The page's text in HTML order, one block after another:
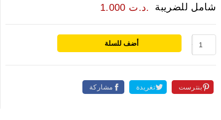
1.000 د.ت. شامل للضريبة
أضف للسلة
مشاركة تغريدة بنترست